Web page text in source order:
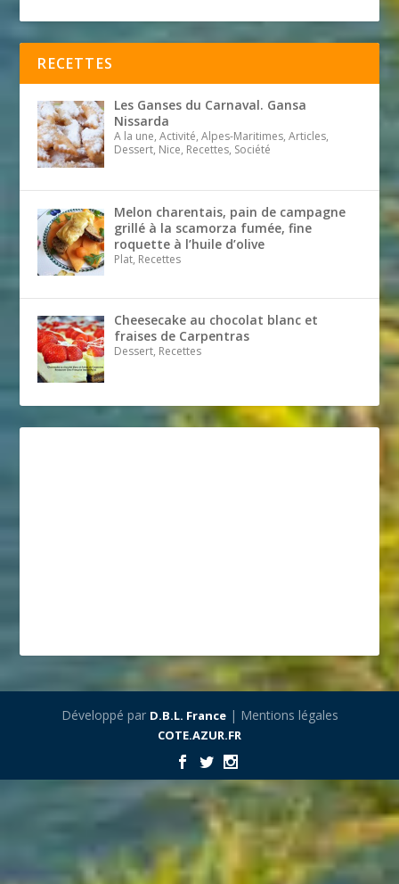
RECETTES
Les Ganses du Carnaval. Gansa
Nissarda
A la une, Activité, Alpes-Maritimes, Articles,
Dessert, Nice, Recettes, Société
Melon charentais, pain de campagne
grillé à la scamorza fumée, fine
roquette à l’huile d’olive
Plat, Recettes
Cheesecake au chocolat blanc et
fraises de Carpentras
Dessert, Recettes
Développé par D.B.L. France| Mentions légales
COTE.AZUR.FR